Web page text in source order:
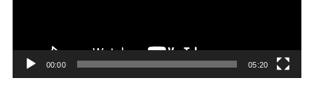
00:00 05:20